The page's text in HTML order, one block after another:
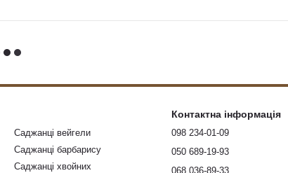
Саджанці вейгели
Саджанці барбарису
Саджанці хвойних
Контактна інформація
098 234-01-09
050 689-19-93
068 036-89-33